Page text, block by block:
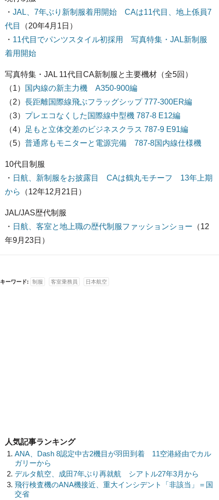
・ JAL、7年ぶり新制服着用開始 CAは11代目、地上係員7
代目
（20年4月1日）
・ 11代目でパンツスタイル初採用 写真特集・JAL新制服
着用開始
写真特集・JAL 11代目CA新制服と主要機材（全5回）
（1）
国内線の新主力機 A350-900編
（2） 長距離国際線飛ぶフラッグシップ 777-300ER編
（3） プレエコなくした国際線中型機 787-8 E12編
（4）
足もと立体交差のビジネスクラス 787-9 E91編
（5） 普通席もモニターと電源完備 787-8国内線仕様機
10代目制服
・ 日航、新制服をお披露目 CAは鶴丸モチーフ 13年上期
から
（12年12月21日）
JAL/JAS歴代制服
・ 日航、客室と地上職の歴代制服ファッションショー （12
年9月23日）
キーワード: 制服 客室乗務員 日本航空
人気記事ランキング
ANA、Dash 8認定中古2機目が羽田到着 11空港経由でカル
ガリーから
デルタ航空、成田7年ぶり再就航 シアトル27年3月から
飛行検査機のANA機接近、重大インシデント「非該当」＝国
交省